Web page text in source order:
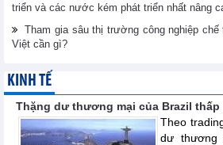
triển và các nước kém phát triển nhất nâng
Tham gia sâu thị trường công nghiệp chế
Việt cần gì?
KINH TẾ
Thặng dư thương mại của Brazil
Theo
dư thương